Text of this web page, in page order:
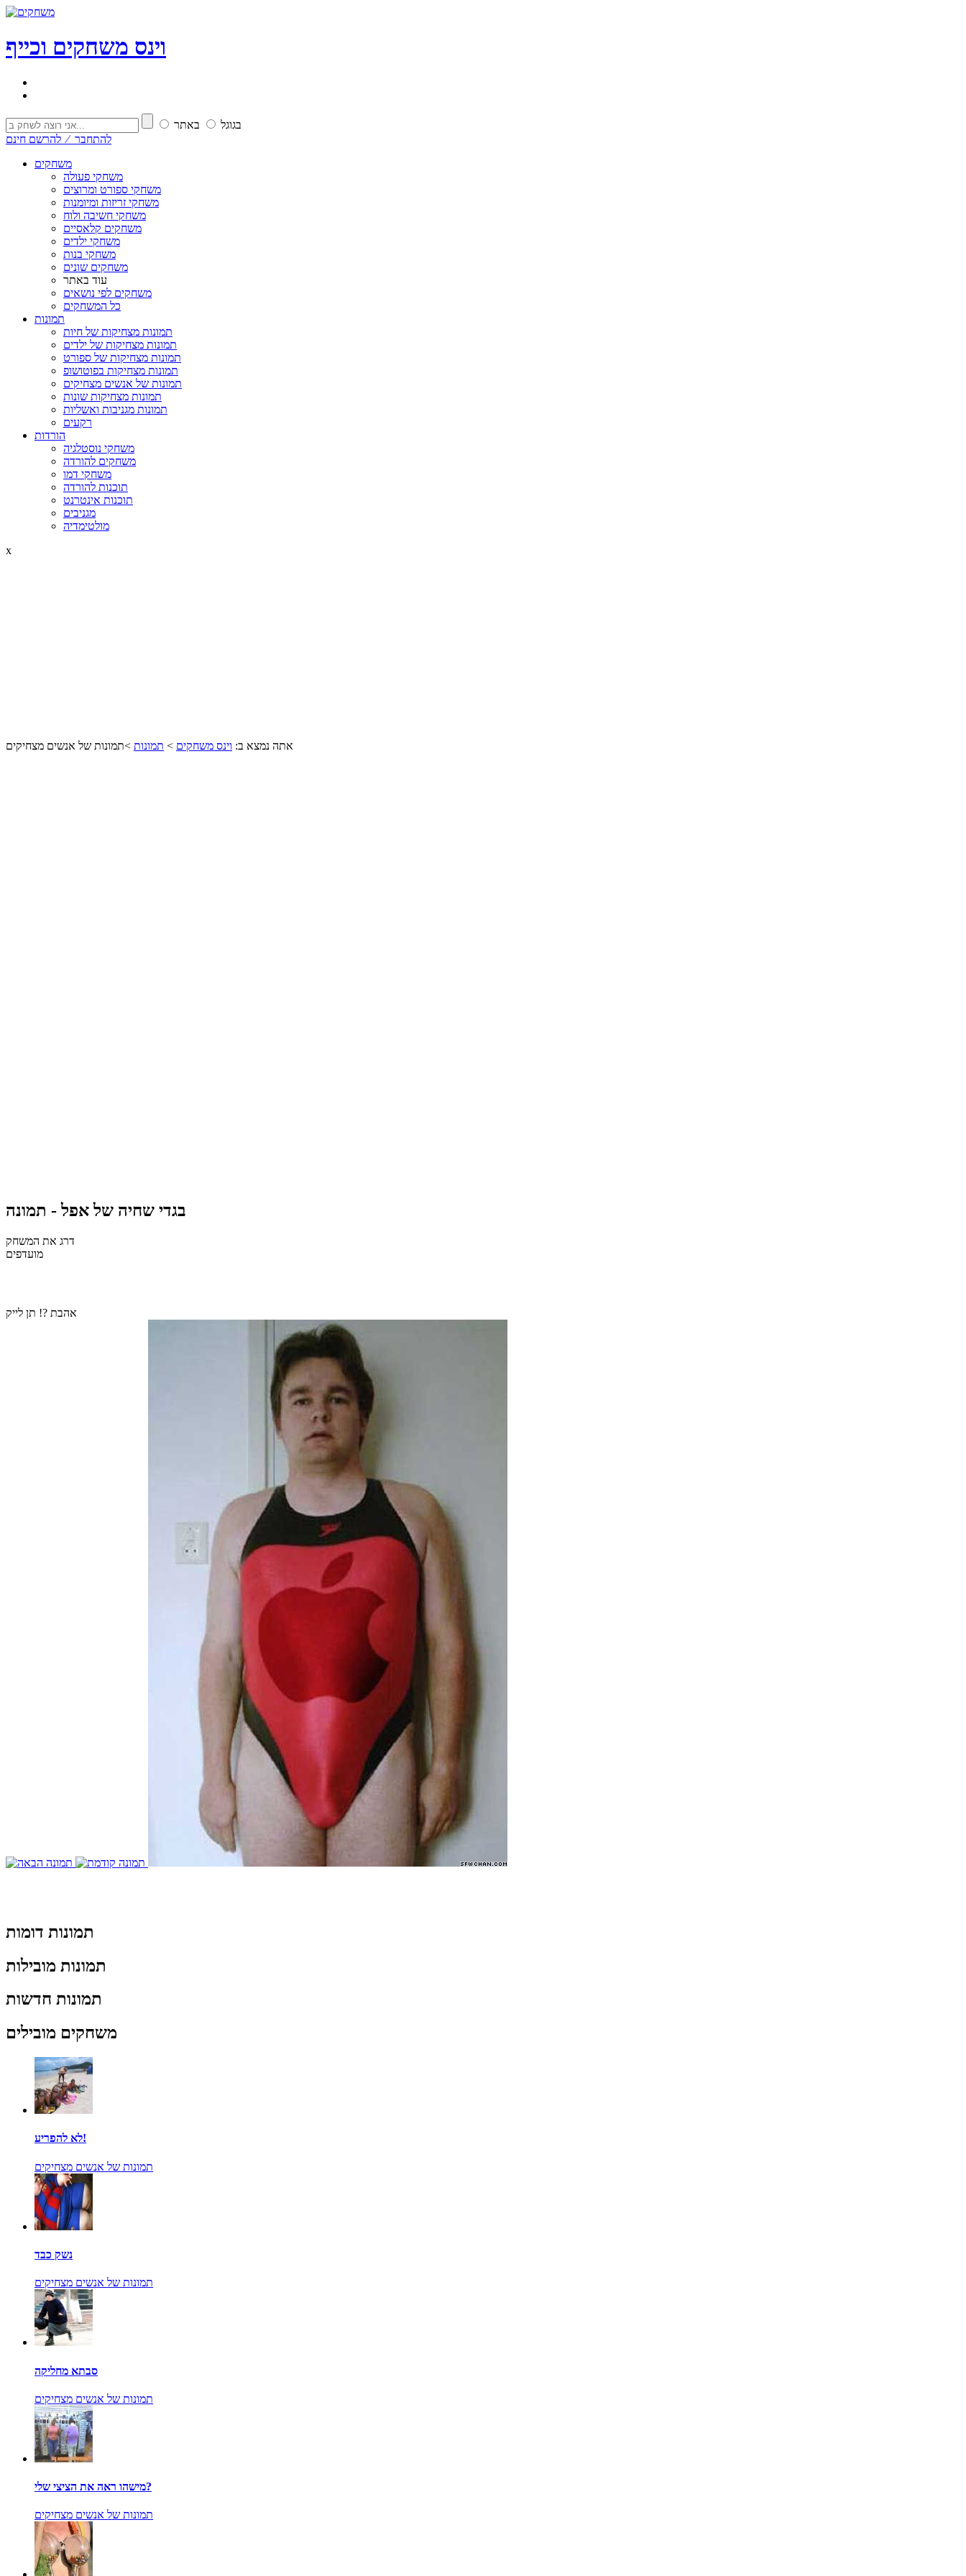
וינס משחקים וכייף
בגוגל
באתר
להתחבר ⁄ להרשם חינם
משחקים
משחקי פעולה
משחקי ספורט ומרוצים
משחקי זריזות ומיומנות
משחקי חשיבה ולוח
משחקים קלאסיים
משחקי ילדים
משחקי בנות
משחקים שונים
עוד באתר
משחקים לפי נושאים
כל המשחקים
תמונות
תמונות מצחיקות של חיות
תמונות מצחיקות של ילדים
תמונות מצחיקות של ספורט
תמונות מצחיקות בפוטושופ
תמונות של אנשים מצחיקים
תמונות מצחיקות שונות
תמונות מגניבות ואשליות
רקעים
הורדות
משחקי נוסטלגיה
משחקים להורדה
משחקי דמו
תוכנות להורדה
תוכנות אינטרנט
מגניבים
מולטימדיה
x
אתה נמצא ב: וינס משחקים > תמונות >תמונות של אנשים מצחיקים
בגדי שחיה של אפל - תמונה
דרג את המשחק
מועדפים
תמונות דומות
תמונות מובילות
תמונות חדשות
משחקים מובילים
לא להפריע!
תמונות של אנשים מצחיקים
נשק כבד
תמונות של אנשים מצחיקים
סבתא מחליקה
תמונות של אנשים מצחיקים
מישהו ראה את הציצי שלי?
תמונות של אנשים מצחיקים